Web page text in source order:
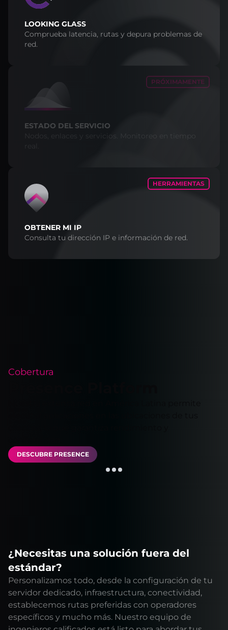
LOOKING GLASS
Comprueba latencia, rutas y depura problemas de
red.
PRÓXIMAMENTE
ESTADO DEL SERVICIO
Nodos, enlaces y servicios. Monitoreo en tiempo
HERRAMIENTAS
OBTENER MI IP
Consulta tu dirección IP e información de red.
Cobertura
DESCUBRE PRESENCE
¿Necesitas una solución fuera del
estándar?
Personalizamos todo, desde la configuración de tu
servidor dedicado, infraestructura, conectividad,
establecemos rutas preferidas con operadores
específicos y mucho más. Nuestro equipo de